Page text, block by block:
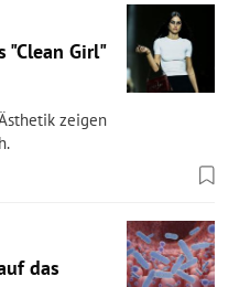
"Clean Girl"
zeigen
das